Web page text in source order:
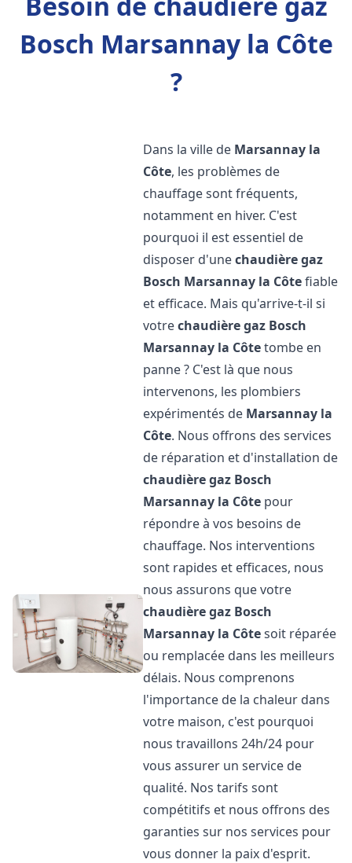
Bosch Marsannay la Côte
?
Dans la ville de Marsannay la
Côte, les problèmes de
chauffage sont fréquents,
notamment en hiver. C'est
pourquoi il est essentiel de
disposer d'unechaudière gaz
Bosch Marsannay la Côtefiable
et efficace. Mais qu'arrive-t-il si
votrechaudière gaz Bosch
Marsannay la Côtetombe en
panne ? C'est là que nous
intervenons, les plombiers
expérimentés de Marsannay la
Côte. Nous offrons des services
de réparation et d'installation de
chaudière gaz Bosch
Marsannay la Côte pour
répondre à vos besoins de
chauffage. Nos interventions
sont rapides et efficaces, nous
nous assurons que votre
chaudière gaz Bosch
Marsannay la Côtesoit réparée
ou remplacée dans les meilleurs
délais. Nous comprenons
l'importance de la chaleur dans
votre maison, c'est pourquoi
nous travaillons 24h/24 pour
vous assurer un service de
qualité. Nos tarifs sont
compétitifs et nous offrons des
garanties sur nos services pour
vous donner la paix d'esprit.